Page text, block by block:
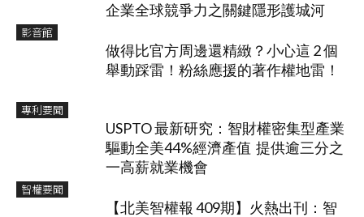
企業全球競爭力之關鍵隱形護城河
影音館
做得比官方周邊還精緻？小心這 2 個
舉動踩雷！粉絲應援的著作權地雷！
專利要聞
USPTO 最新研究：智財權密集型產業
驅動全美44%經濟產值 提供逾三分之
一高薪就業機會
智權要聞
【北美智權報 409期】火熱出刊：智